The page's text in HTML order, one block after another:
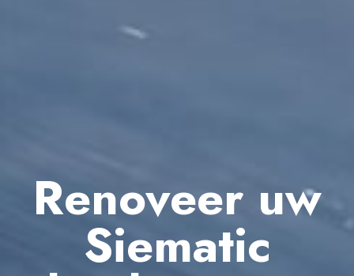
Renoveer uw
Siematic